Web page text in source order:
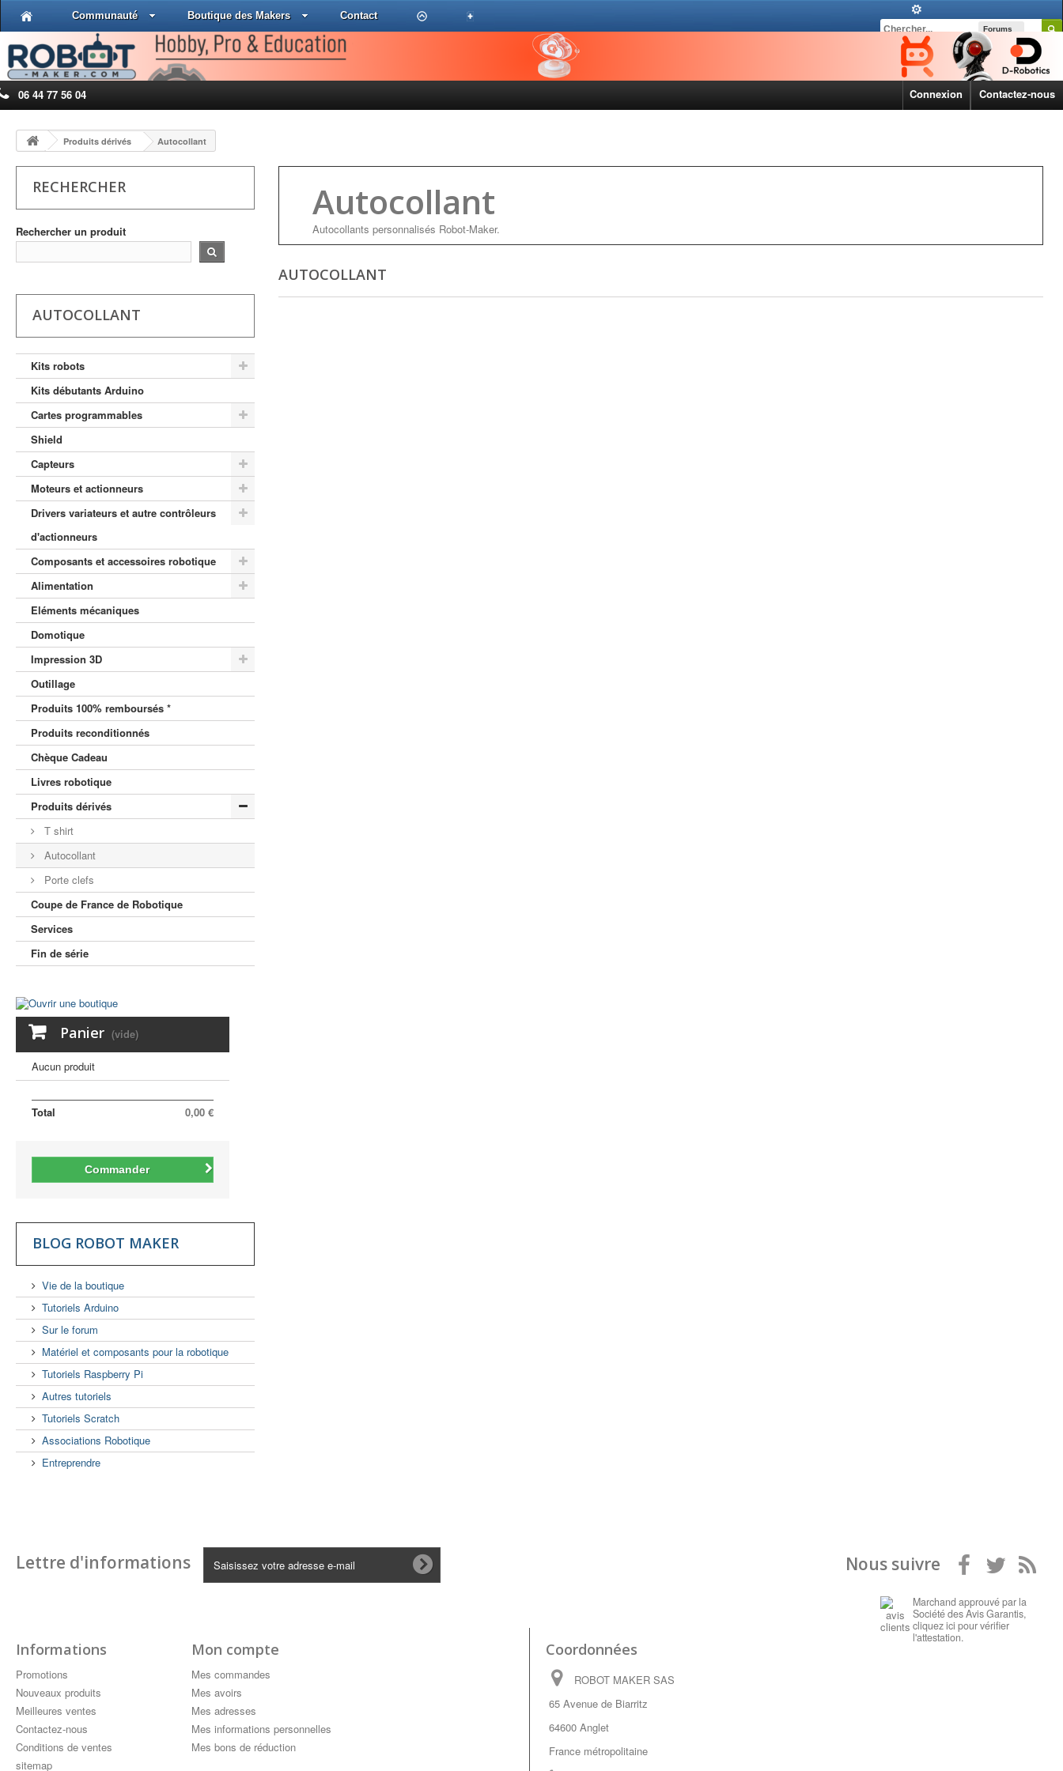
Communauté Boutique des Makers Contact
Forums
Contactez-nous
06 44 77 56 04 Connexion
Produits dérivés Autocollant
RECHERCHER
Rechercher un produit
AUTOCOLLANT
Kits robots
Kits débutants Arduino
Cartes programmables
Shield
Capteurs
Moteurs et actionneurs
Drivers variateurs et autre contrôleurs
d'actionneurs
Composants et accessoires robotique
Alimentation
Eléments mécaniques
Domotique
Impression 3D
Outillage
Produits 100% remboursés *
Produits reconditionnés
Chèque Cadeau
Livres robotique
Produits dérivés
T shirt
Autocollant
Porte clefs
Coupe de France de Robotique
Services
Fin de série
Panier (vide)
Aucun produit
0,00 €
Total
Commander
BLOG ROBOT MAKER
Vie de la boutique
Tutoriels Arduino
Sur le forum
Matériel et composants pour la robotique
Tutoriels Raspberry Pi
Autres tutoriels
Tutoriels Scratch
Associations Robotique
Entreprendre
Autocollant
Autocollants personnalisés Robot-Maker.
AUTOCOLLANT
Lettre d'informations Nous suivre
Informations
Promotions
Nouveaux produits
Meilleures ventes
Contactez-nous
Conditions de ventes
sitemap
Mon compte
Mes commandes
Mes avoirs
Mes adresses
Mes informations personnelles
Mes bons de réduction
Coordonnées
ROBOT MAKER SAS
65 Avenue de Biarritz
64600 Anglet
France métropolitaine
Marchand approuvé par la
Société des Avis Garantis,
cliquez ici pour vérifier
l'attestation.